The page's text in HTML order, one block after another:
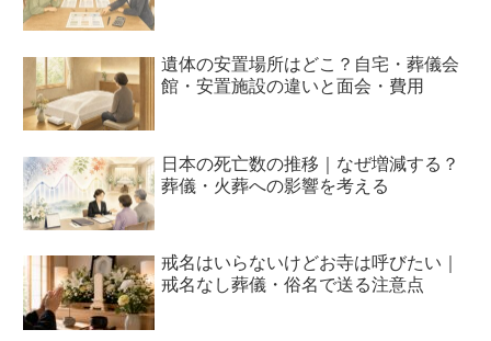
遺体の安置場所はどこ？自宅・葬儀会
館・安置施設の違いと面会・費用
日本の死亡数の推移｜なぜ増減する？
葬儀・火葬への影響を考える
戒名はいらないけどお寺は呼びたい｜
戒名なし葬儀・俗名で送る注意点